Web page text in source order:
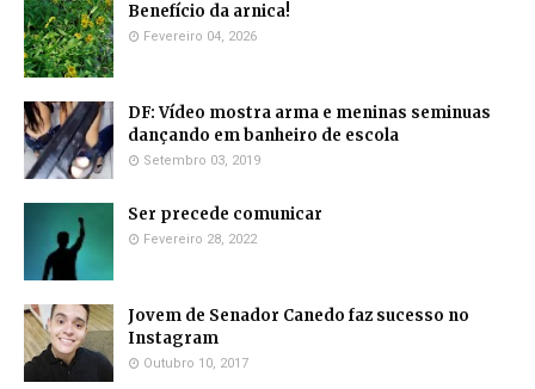
Benefício da arnica!
Fevereiro 04, 2026
DF: Vídeo mostra arma e meninas seminuas
dançando em banheiro de escola
Setembro 03, 2019
Ser precede comunicar
Fevereiro 28, 2022
Jovem de Senador Canedo faz sucesso no
Instagram
Outubro 10, 2017